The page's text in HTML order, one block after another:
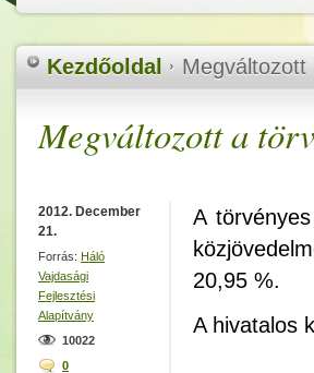
Kezdőoldal Megváltozott
Megváltozott a
2012. December
21.
Forrás: Háló
Vajdasági
Fejlesztési
Alapítvány
10022
0
A
20,95 %.
A hivatalos